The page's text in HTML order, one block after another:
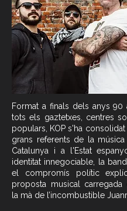
Format a finals dels anys 90
tots els gaztetxes, centres
populars, KOP s'ha
grans referents de la
Catalunya i a l'Estat
identitat innegociable, la
el compromís polític
proposta musical carregada
la mà de l’incombustible